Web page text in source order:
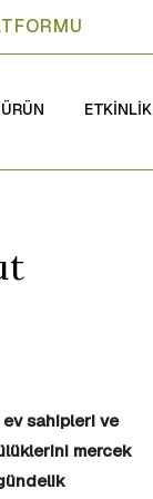
ÜRÜN ETKİNLİK
ev sahipleri ve
mercek